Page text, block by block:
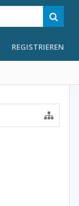
REGISTRIEREN